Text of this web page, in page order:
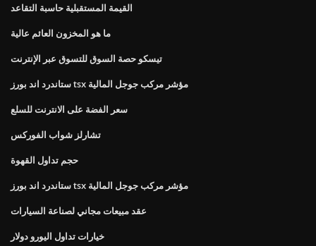
القيمة المستقبلية حاسبة التقاعد
ما هو المخزون العائم عالية
تيسكو حصة السوق للتسوق عبر الإنترنت
ستاندرد اند بورز tsx مؤشر مركب جوجل المالية
سعر الفضة على الانترنت للسلع
تشارلز شواب الفوركس
حجم تداول القهوة
ستاندرد اند بورز tsx مؤشر مركب جوجل المالية
عقد مبيعات مجاني لصناعة السيارات
خيارات تداول اليورو دولار